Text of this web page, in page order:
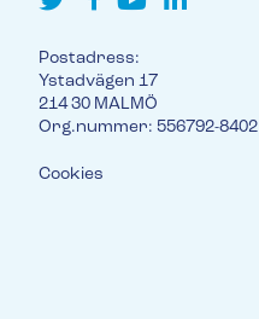
Postadress:
Ystadvägen 17
214 30 MALMÖ
Org.nummer: 556792-8402
Cookies